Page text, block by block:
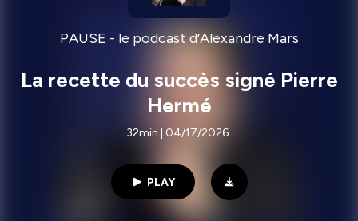
PAUSE - le podcast d’Alexandre Mars
La recette du succès signé Pierre
Hermé
32min | 04/17/2026
PLAY